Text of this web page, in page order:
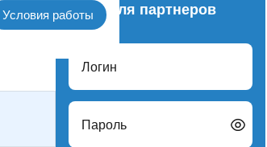
Условия работы
лист
Вход для партнеров
Логин
Пароль